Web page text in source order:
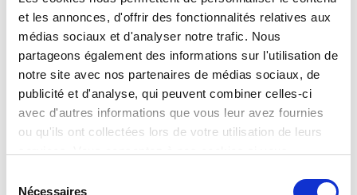
et les annonces, d'offrir des fonctionnalités relatives aux
médias sociaux et d'analyser notre trafic. Nous
partageons également des informations sur l'utilisation de
notre site avec nos partenaires de médias sociaux, de
publicité et d'analyse, qui peuvent combiner celles-ci
avec d'autres informations que vous leur avez fournies
ou qu'ils ont collectées lors de votre utilisation de leurs
Nécessaires
ou le délégué régional à la sécurité
numérique.
Déroulé :un prestataire agréé réalise un
diagnostic initial puis propose un plan
d’action co-financé.